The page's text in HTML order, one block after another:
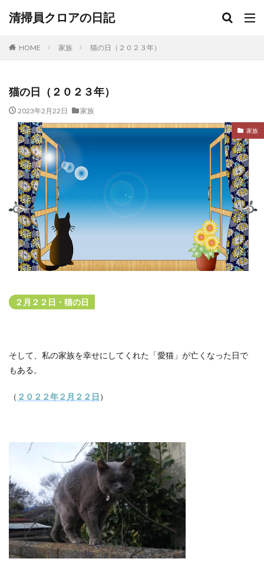
清掃員クロアの日記
HOME 家族 猫の日（２０２３年）
猫の日（２０２３年）
2023年2月22日 家族
家族
２月２２日・猫の日
そして、私の家族を幸せにしてくれた「愛猫」が亡くなった日で
もある。
（ ２０２２年２月２２日 ）